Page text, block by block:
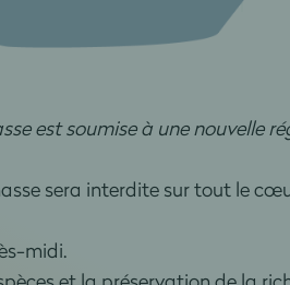
est soumise à une nouvelle
sera interdite sur tout le
midi.